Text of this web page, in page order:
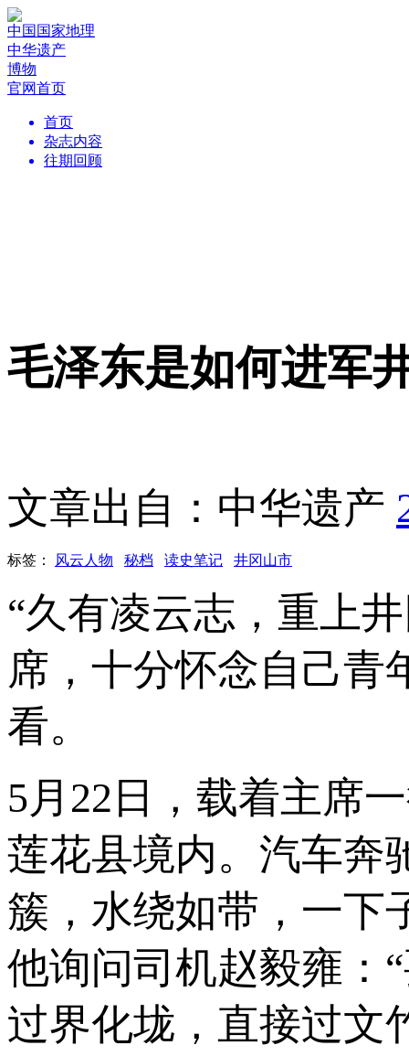
中国国家地理
中华遗产
博物
官网首页
首页
杂志内容
往期回顾
毛泽东是如何进军
文章出自：中华遗产
标签： 风云人物 秘档 读史笔记 井冈山市
“久有凌云志，重上
席，十分怀念自己青
看。
5月22日，载着主席
莲花县境内。汽车奔
簇，水绕如带，一下
他询问司机赵毅雍：
过界化垅，直接过文